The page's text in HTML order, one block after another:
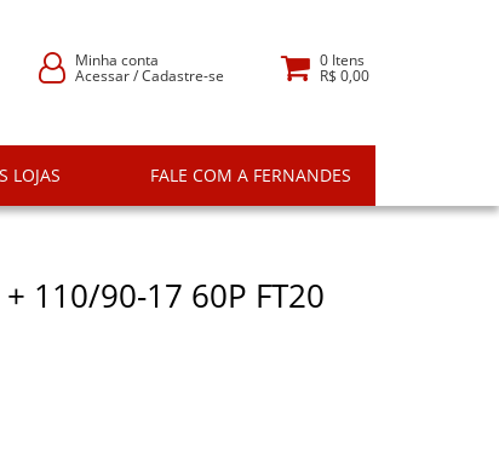
Minha conta
Acessar/Cadastre-se
0Itens
R$ 0,00
LOJAS FALE COM A FERNANDES
110/90-17 60P FT20